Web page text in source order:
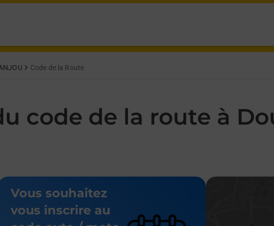
Code de la Route
code de la route à
Vous souhaitez
vous inscrire au
17 Rue Des Fontaines Doué-En-Anjou,